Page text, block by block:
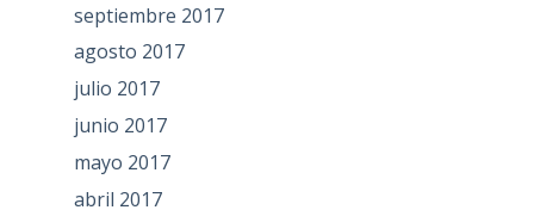
septiembre 2017
agosto 2017
julio 2017
junio 2017
mayo 2017
abril 2017